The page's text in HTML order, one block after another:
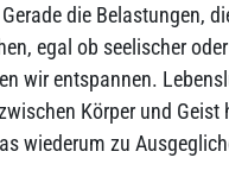
Gerade die Belastungen,
egal ob seelischer
wir entspannen.
Körper und
wiederum zu